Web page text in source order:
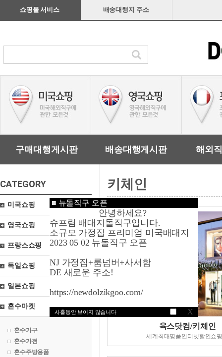
■ 뉴돌직구 오픈
안녕하세요?
슈프림 배대지돌직구입니다.
소규모 가정집 프리미엄 미국배대지
2023 05 02 뉴돌직구 오픈
NJ 가정집+룸넘버+사서함
DE 새로운 주소!
https://newdolzikgoo.com/
사흘동안 보이지 않습니다 X
쇼핑몰 서비스 배송대행지 주소
구매대행게시판 배송대행게시판 해외
CATEGORY
미국쇼핑
영국쇼핑
프랑스쇼핑
독일쇼핑
일본쇼핑
혼수마켓
혼수가구
혼수가전
혼수주방용품
키체인
육스닷컴/키체인
세계최대명품인터넷할인쇼